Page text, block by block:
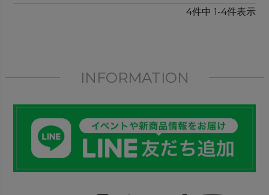
4件中 1-4件表示
INFORMATION